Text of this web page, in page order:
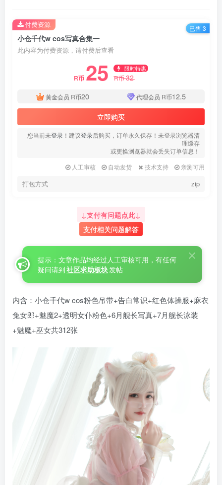
小仓千代w cos写真合集一
此内容为付费资源，请付费后查看
R币 25 限时特惠
R币32
黄金会员 R币20 代理会员 R币12.5
立即购买
您当前未登录 ！建议登录后购买，订单永久保存！未登录浏览器清
理缓存
或更换浏览器就会丢失订单信息！
人工审核
自动发货 技术支持 亲测可用
打包方式 zip
付费资源 已售 3
↓支付有问题点此↓
支付相关问题解答
提示：文章作品均经过人工审核可用，有任何
疑问请到社区求助板块发帖
内含：小仓千代w cos粉色吊带+告白常识+红色体操服+麻衣
兔女郎+魅魔2+透明女仆粉色+6月舰长写真+7月舰长泳装
+魅魔+巫女共312张